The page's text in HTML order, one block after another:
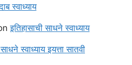
स्वाध्याय
इतिहासाची साधने स्वाध्याय
स्वाध्याय इयत्ता सातवी